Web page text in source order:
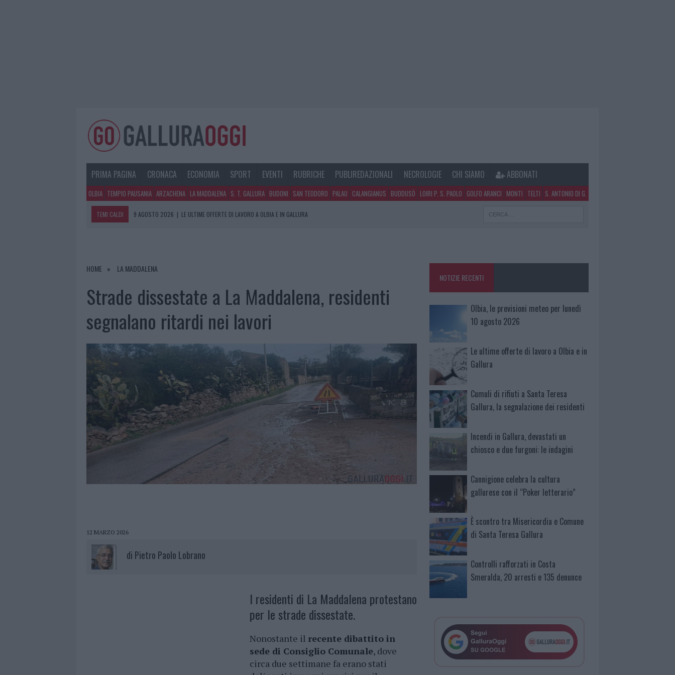
PRIMA PAGINA CRONACA ECONOMIA SPORT EVENTI RUBRICHE PUBLIREDAZIONALI NECROLOGIE CHI SIAMO ABBONATI
OLBIA TEMPIO PAUSANIA ARZACHENA LA MADDALENA S. T. GALLURA BUDONI SAN TEODORO PALAU CALANGIANUS BUDDUSÒ LOIRI P. S. PAOLO GOLFO ARANCI MONTI TELTI S. ANTONIO DI G.
TEMI CALDI 9 AGOSTO 2026 | LE ULTIME OFFERTE DI LAVORO A OLBIA E IN GALLURA
HOME LA MADDALENA
Strade dissestate a La Maddalena, residenti
segnalano ritardi nei lavori
12 MARZO 2026
di Pietro Paolo Lobrano
I residenti di La Maddalena protestano
per le strade dissestate.
Nonostante il recente dibattito in
sede di Consiglio Comunale, dove
circa due settimane fa erano stati
NOTIZIE RECENTI
Olbia, le previsioni meteo per lunedì
10 agosto 2026
Le ultime offerte di lavoro a Olbia e in
Gallura
Cumuli di rifiuti a Santa Teresa
Gallura, la segnalazione dei residenti
Incendi in Gallura, devastati un
chiosco e due furgoni: le indagini
Cannigione celebra la cultura
gallurese con il “Poker letterario”
È scontro tra Misericordia e Comune
di Santa Teresa Gallura
Controlli rafforzati in Costa
Smeralda, 20 arresti e 135 denunce